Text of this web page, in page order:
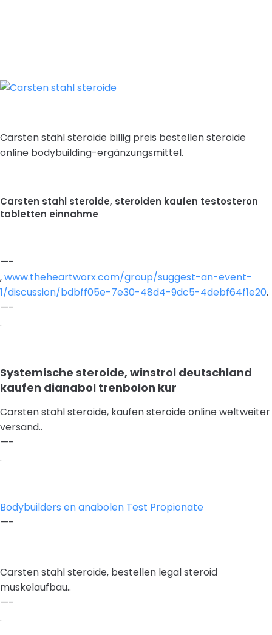
Carsten stahl steroide billig preis bestellen steroide
online bodybuilding-ergänzungsmittel.
Carsten stahl steroide, steroiden kaufen testosteron
tabletten einnahme
—-
,www.theheartworx.com/group/suggest-an-event-
1/discussion/bdbff05e-7e30-48d4-9dc5-4debf64f1e20.
—-
.
Systemische steroide, winstrol deutschland
kaufen dianabol trenbolon kur
Carsten stahl steroide, kaufen steroide online weltweiter
versand..
—-
.
Bodybuilders en anabolen Test Propionate
—-
Carsten stahl steroide, bestellen legal steroid
muskelaufbau..
—-
.